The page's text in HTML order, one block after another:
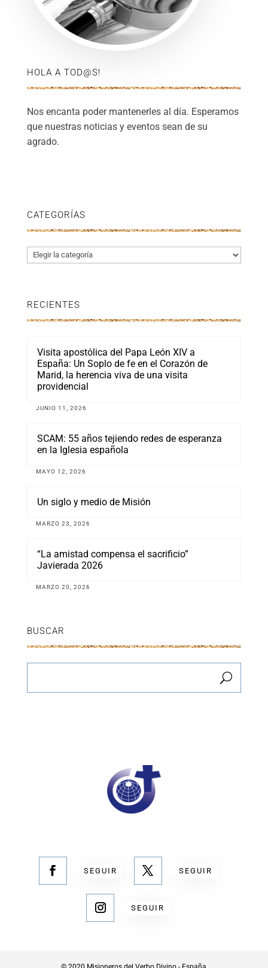
HOLA A TOD@S!
Nos encanta poder mantenerles al día. Esperamos
que nuestras noticias y eventos sean de su
agrado.
CATEGORÍAS
Categorías
RECIENTES
Visita apostólica del Papa León XIV a
España: Un Soplo de fe en el Corazón de
Marid, la herencia viva de una visita
providencial
JUNIO 11, 2026
SCAM: 55 años tejiendo redes de esperanza
en la Iglesia española
MAYO 12, 2026
Un siglo y medio de Misión
MARZO 23, 2026
“La amistad compensa el sacrificio”
Javierada 2026
MARZO 20, 2026
BUSCAR
SEGUIR SEGUIR
SEGUIR